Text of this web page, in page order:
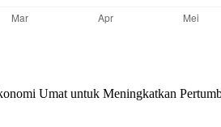
Umat untuk Meningkatkan